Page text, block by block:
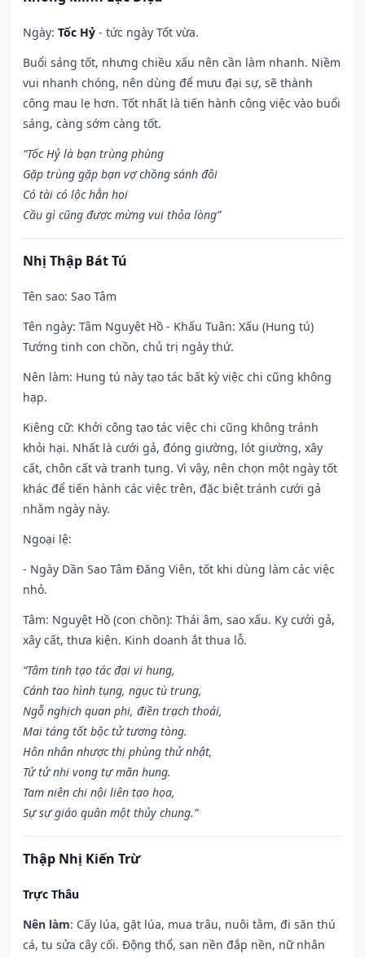
Ngày: Tốc Hỷ - tức ngày Tốt vừa.
Buổi sáng tốt, nhưng chiều xấu nên cần làm nhanh. Niềm
vui nhanh chóng, nên dùng để mưu đại sự, sẽ thành
công mau lẹ hơn. Tốt nhất là tiến hành công việc vào buổi
sáng, càng sớm càng tốt.
“Tốc Hỷ là bạn trùng phùng
Gặp trùng gặp bạn vợ chồng sánh đôi
Có tài có lộc hẳn hoi
Cầu gì cũng được mừng vui thỏa lòng”
Nhị Thập Bát Tú
Tên sao: Sao Tâm
Tên ngày: Tâm Nguyệt Hồ - Khấu Tuân: Xấu (Hung tú)
Tướng tinh con chồn, chủ trị ngày thứ.
Nên làm: Hung tú này tạo tác bất kỳ việc chi cũng không
hạp.
Kiêng cữ: Khởi công tạo tác việc chi cũng không tránh
khỏi hại. Nhất là cưới gả, đóng giường, lót giường, xây
cất, chôn cất và tranh tụng. Vì vậy, nên chọn một ngày tốt
khác để tiến hành các việc trên, đặc biệt tránh cưới gả
nhằm ngày này.
Ngoại lệ:
- Ngày Dần Sao Tâm Đăng Viên, tốt khi dùng làm các việc
nhỏ.
Tâm: Nguyệt Hồ (con chồn): Thái âm, sao xấu. Kỵ cưới gả,
xây cất, thưa kiện. Kinh doanh ắt thua lỗ.
“Tâm tinh tạo tác đại vi hung,
Cánh tao hình tụng, ngục tù trung,
Ngỗ nghịch quan phi, điền trạch thoái,
Mai táng tốt bộc tử tương tòng.
Hôn nhân nhược thị phùng thử nhật,
Tử tử nhi vong tự mãn hung.
Tam niên chi nội liên tạo họa,
Sự sự giáo quân một thủy chung.”
Thập Nhị Kiến Trừ
Trực Thâu
Nên làm: Cấy lúa, gặt lúa, mua trâu, nuôi tằm, đi săn thú
cá, tu sửa cây cối. Động thổ, san nền đắp nền, nữ nhân